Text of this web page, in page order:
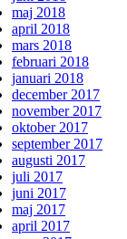
maj 2018
april 2018
mars 2018
februari 2018
januari 2018
december 2017
november 2017
oktober 2017
september 2017
augusti 2017
juli 2017
juni 2017
maj 2017
april 2017